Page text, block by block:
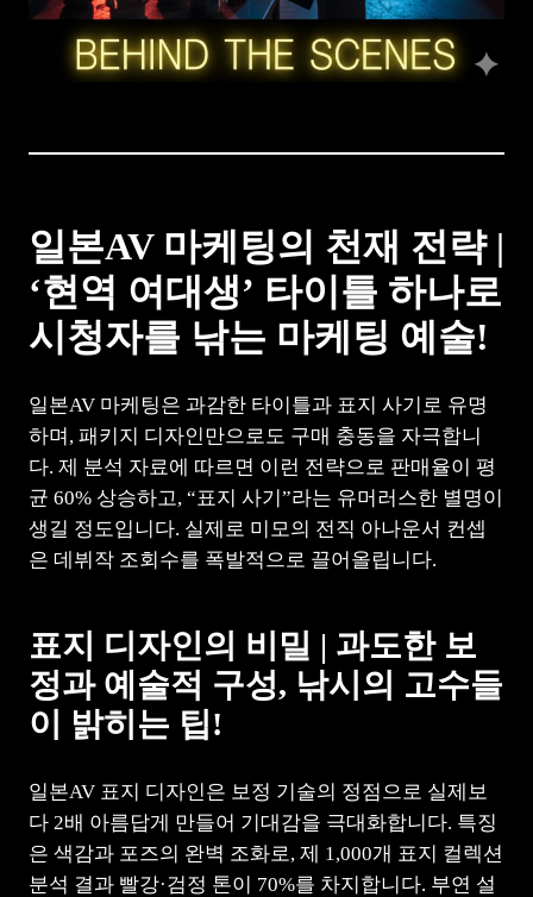
일본AV 마케팅의 천재 전략 |
‘현역 여대생’ 타이틀 하나로
시청자를 낚는 마케팅 예술!
일본AV 마케팅은 과감한 타이틀과 표지 사기로 유명
하며, 패키지 디자인만으로도 구매 충동을 자극합니
다. 제 분석 자료에 따르면 이런 전략으로 판매율이 평
균 60% 상승하고, “표지 사기”라는 유머러스한 별명이
생길 정도입니다. 실제로 미모의 전직 아나운서 컨셉
은 데뷔작 조회수를 폭발적으로 끌어올립니다.
표지 디자인의 비밀 | 과도한 보
정과 예술적 구성, 낚시의 고수들
이 밝히는 팁!
일본AV 표지 디자인은 보정 기술의 정점으로 실제보
다 2배 아름답게 만들어 기대감을 극대화합니다. 특징
은 색감과 포즈의 완벽 조화로, 제 1,000개 표지 컬렉션
분석 결과 빨강·검정 톤이 70%를 차지합니다. 부연 설